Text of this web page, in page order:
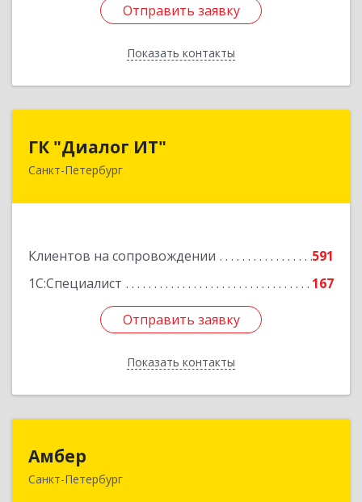
Отправить заявку
Показать контакты
Отправить заявку
Назад
ГК "Диалог ИТ"
Санкт-Петербург
Клиентов на сопровождении
591
1С:Специалист
167
Отправить заявку
Показать контакты
194100, Санкт-Петербург г, вн.тер.г.
Отправить заявку
Назад
Амбер
Санкт-Петербург
191119, Санкт-Петербург г, Правды ул, дом №